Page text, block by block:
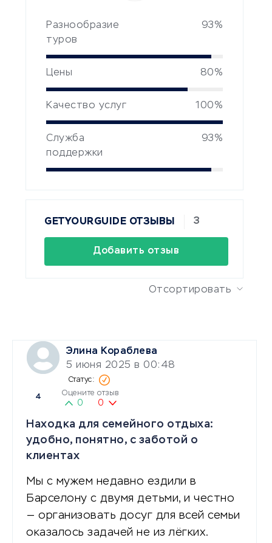
Разнообразие
туров
93%
Цены 80%
Качество услуг 100%
Служба
поддержки
93%
GETYOURGUIDE ОТЗЫВЫ 3
Добавить отзыв
Отсортировать
Элина Кораблева
5 июня 2025 в 00:48
4 Оцените отзыв
0 0
Находка для семейного отдыха:
удобно, понятно, с заботой о
клиентах
Мы с мужем недавно ездили в
Барселону с двумя детьми, и честно
— организовать досуг для всей семьи
оказалось задачей не из лёгких.